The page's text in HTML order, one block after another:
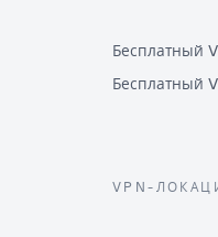
Бесплатный
Бесплатный
VPN-